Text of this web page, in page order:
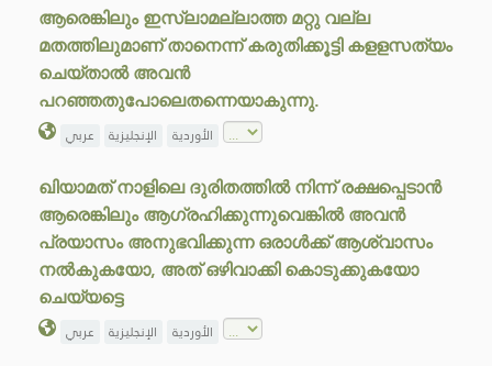
ആരെങ്കിലും ഇസ്ലാമല്ലാത്ത മറ്റു വല്ല
മതത്തിലുമാണ് താനെന്ന് കരുതിക്കൂട്ടി കളളസത്യം
ചെയ്താൽ അവൻ
പറഞ്ഞതുപോലെതന്നെയാകുന്നു.
عربي الإنجليزية الأوردية
ഖിയാമത് നാളിലെ ദുരിതത്തിൽ നിന്ന് രക്ഷപ്പെടാൻ
ആരെങ്കിലും ആഗ്രഹിക്കുന്നുവെങ്കിൽ അവൻ
പ്രയാസം അനുഭവിക്കുന്ന ഒരാൾക്ക് ആശ്വാസം
നൽകുകയോ, അത് ഒഴിവാക്കി കൊടുക്കുകയോ
ചെയ്യട്ടെ
عربي الإنجليزية الأوردية